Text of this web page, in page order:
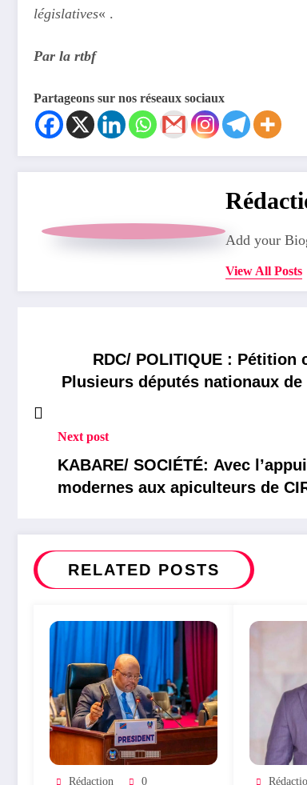
législatives« .
Par la rtbf
Partageons sur nos réseaux sociaux
Add your
View All Posts
RDC/ POLITIQUE :
Plusieurs députés nationaux de
Next post
KABARE/ SOCIÉTÉ: Avec l’appui de la GIZ, PACAF
modernes aux apiculteurs de
RELATED POSTS
Rédaction 0